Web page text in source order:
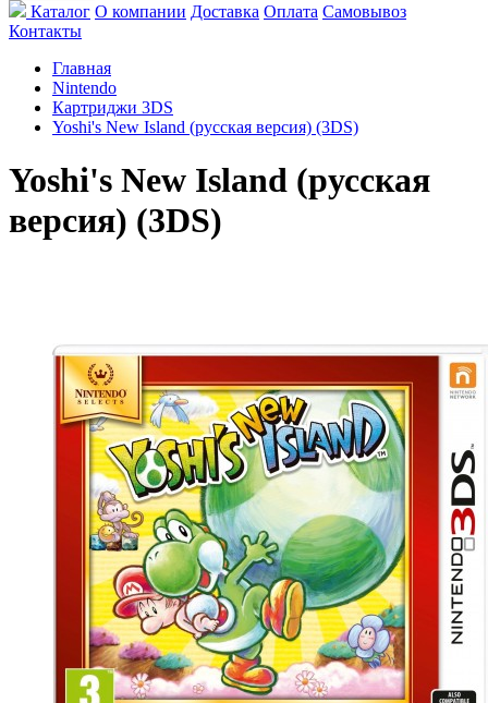
Каталог О компании Доставка Оплата Самовывоз
Контакты
Главная
Nintendo
Картриджи 3DS
Yoshi's New Island (русская версия) (3DS)
Yoshi's New Island (русская
версия) (3DS)